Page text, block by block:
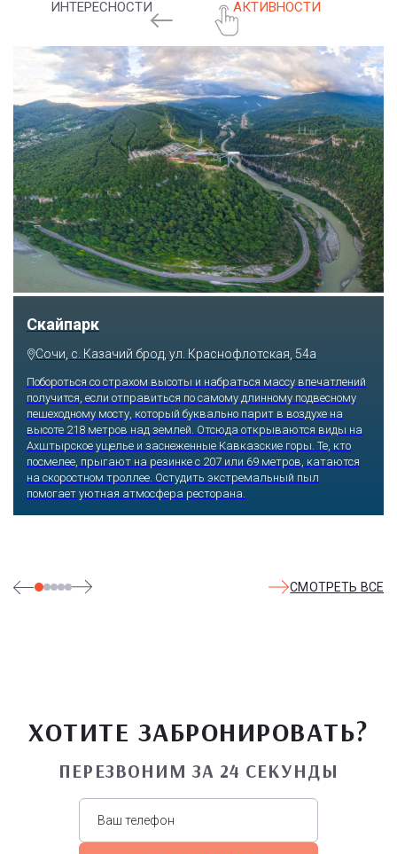
ИНТЕРЕСНОСТИ АКТИВНОСТИ
Скайпарк
Сочи, с. Казачий брод, ул. Краснофлотская, 54а
Побороться со страхом высоты и набраться массу впечатлений
получится, если отправиться по самому длинному подвесному
пешеходному мосту, который буквально парит в воздухе на
высоте 218 метров над землей. Отсюда открываются виды на
Ахштырское ущелье и заснеженные Кавказские горы. Те, кто
посмелее, прыгают на резинке с 207 или 69 метров, катаются
на скоростном троллее. Остудить экстремальный пыл
помогает уютная атмосфера ресторана.
СМОТРЕТЬ ВСЕ
ХОТИТЕ ЗАБРОНИРОВАТЬ?
ПЕРЕЗВОНИМ ЗА 24 СЕКУНДЫ